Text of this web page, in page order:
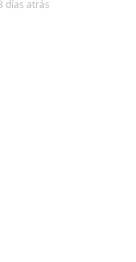
días atrás